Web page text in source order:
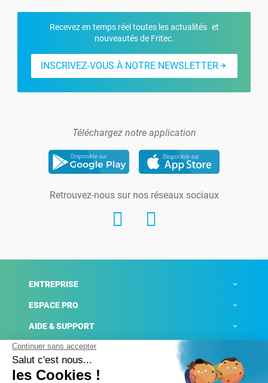
Recevez en temps réel toutes les actualités et
nouveautés de Fritec.
INSCRIVEZ-VOUS À NOTRE NEWSLETTER
Téléchargez notre application
Retrouvez-nous sur nos réseaux sociaux
ENTREPRISE
ESPACE PRO
AIDE & SUPPORT
ACTUALITÉS